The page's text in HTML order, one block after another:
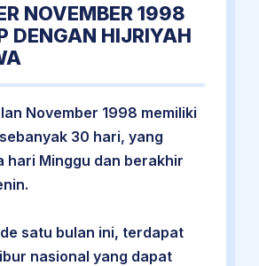
NOVEMBER 1998
DENGAN HIJRIYAH
November 1998 memiliki
30 hari, yang
hari Minggu dan berakhir
satu bulan ini, terdapat
nasional yang dapat